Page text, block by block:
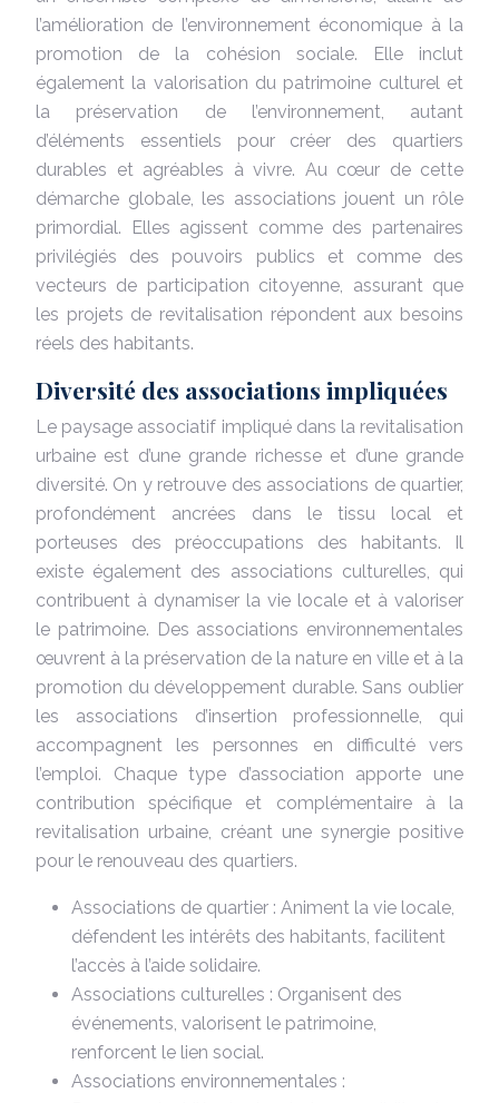
l’amélioration de l’environnement économique à la
promotion de la cohésion sociale. Elle inclut
également la valorisation du patrimoine culturel et
la préservation de l’environnement, autant
d’éléments essentiels pour créer des quartiers
durables et agréables à vivre. Au cœur de cette
démarche globale, les associations jouent un rôle
primordial. Elles agissent comme des partenaires
privilégiés des pouvoirs publics et comme des
vecteurs de participation citoyenne, assurant que
les projets de revitalisation répondent aux besoins
réels des habitants.
Diversité des associations impliquées
Le paysage associatif impliqué dans la revitalisation
urbaine est d’une grande richesse et d’une grande
diversité. On y retrouve des associations de quartier,
profondément ancrées dans le tissu local et
porteuses des préoccupations des habitants. Il
existe également des associations culturelles, qui
contribuent à dynamiser la vie locale et à valoriser
le patrimoine. Des associations environnementales
œuvrent à la préservation de la nature en ville et à la
promotion du développement durable. Sans oublier
les associations d’insertion professionnelle, qui
accompagnent les personnes en difficulté vers
l’emploi. Chaque type d’association apporte une
contribution spécifique et complémentaire à la
revitalisation urbaine, créant une synergie positive
pour le renouveau des quartiers.
Associations de quartier : Animent la vie locale,
défendent les intérêts des habitants, facilitent
l’accès à l’aide solidaire.
Associations culturelles : Organisent des
événements, valorisent le patrimoine,
renforcent le lien social.
Associations environnementales :